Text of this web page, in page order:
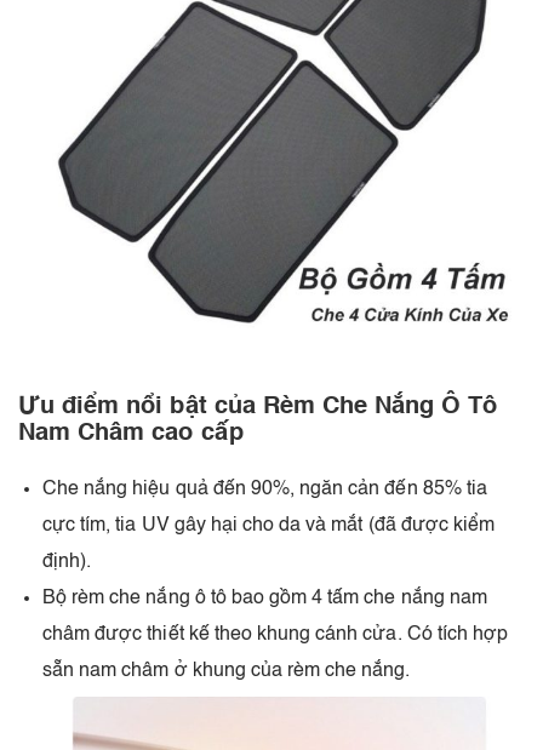
Ưu điểm nổi bật của Rèm Che Nắng Ô Tô
Nam Châm cao cấp
Che nắng hiệu quả đến 90%, ngăn cản đến 85% tia
cực tím, tia UV gây hại cho da và mắt (đã được kiểm
định).
Bộ rèm che nắng ô tô bao gồm 4 tấm che nắng nam
châm được thiết kế theo khung cánh cửa. Có tích hợp
sẵn nam châm ở khung của rèm che nắng.